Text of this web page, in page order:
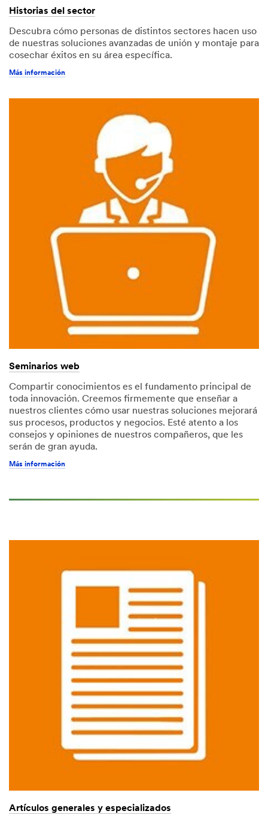
Historias del sector
Descubra cómo personas de distintos sectores hacen uso
de nuestras soluciones avanzadas de unión y montaje para
cosechar éxitos en su área específica.
Más información
Seminarios web
Compartir conocimientos es el fundamento principal de
toda innovación. Creemos firmemente que enseñar a
nuestros clientes cómo usar nuestras soluciones mejorará
sus procesos, productos y negocios. Esté atento a los
consejos y opiniones de nuestros compañeros, que les
serán de gran ayuda.
Más información
Artículos generales y especializados